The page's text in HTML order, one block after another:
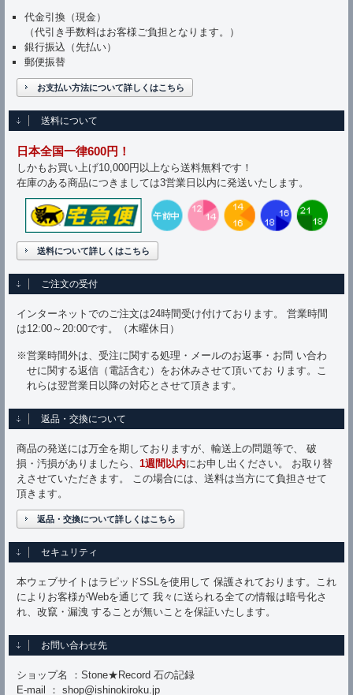
代金引換（現金）
（代引き手数料はお客様ご負担となります。）
銀行振込（先払い）
郵便振替
お支払い方法について詳しくはこちら
送料について
日本全国一律600円！
しかもお買い上げ10,000円以上なら送料無料です！
在庫のある商品につきましては3営業日以内に発送いたします。
送料について詳しくはこちら
ご注文の受付
インターネットでのご注文は24時間受け付けております。 営業時間
は12:00～20:00です。（木曜休日）
※営業時間外は、受注に関する処理・メールのお返事・お問 い合わ
せに関する返信（電話含む）をお休みさせて頂いてお ります。こ
れらは翌営業日以降の対応とさせて頂きます。
返品・交換について
商品の発送には万全を期しておりますが、輸送上の問題等で、 破
損・汚損がありましたら、 1週間以内にお申し出ください。 お取り替
えさせていただきます。 この場合には、送料は当方にて負担させて
頂きます。
返品・交換について詳しくはこちら
セキュリティ
本ウェブサイトはラピッドSSLを使用して 保護されております。これ
によりお客様がWebを通じて 我々に送られる全ての情報は暗号化さ
れ、改竄・漏洩 することが無いことを保証いたします。
お問い合わせ先
ショップ名 ：Stone★Record 石の記録
E-mail ： shop@ishinokiroku.jp